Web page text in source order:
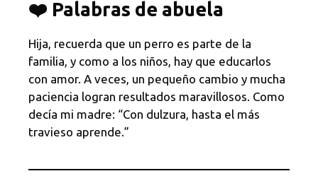
❤️ Palabras de abuela
Hija, recuerda que un perro es parte de la
familia, y como a los niños, hay que educarlos
con amor. A veces, un pequeño cambio y mucha
paciencia logran resultados maravillosos. Como
decía mi madre: “Con dulzura, hasta el más
travieso aprende.”